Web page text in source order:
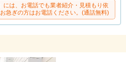
は、お電話でも業者紹介・見積もり依
急ぎの方はお電話ください。(通話無料)